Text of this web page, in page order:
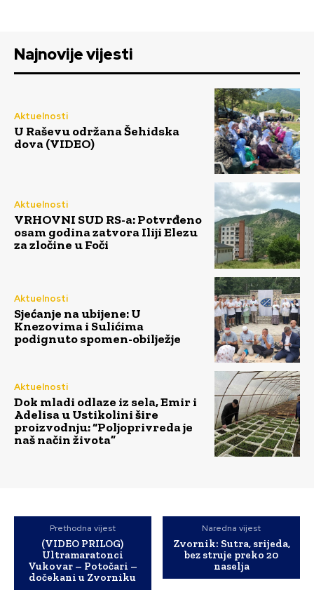
Najnovije vijesti
Aktuelnosti
U Raševu održana Šehidska
dova (VIDEO)
Aktuelnosti
VRHOVNI SUD RS-a: Potvrđeno
osam godina zatvora Iliji Elezu
za zločine u Foči
Aktuelnosti
Sjećanje na ubijene: U
Knezovima i Sulićima
podignuto spomen-obilježje
Aktuelnosti
Dok mladi odlaze iz sela, Emir i
Adelisa u Ustikolini šire
proizvodnju: “Poljoprivreda je
naš način života”
Prethodna vijest
(VIDEO PRILOG)
Ultramaratonci
Vukovar – Potočari –
dočekani u Zvorniku
Naredna vijest
Zvornik: Sutra, srijeda,
bez struje preko 20
naselja